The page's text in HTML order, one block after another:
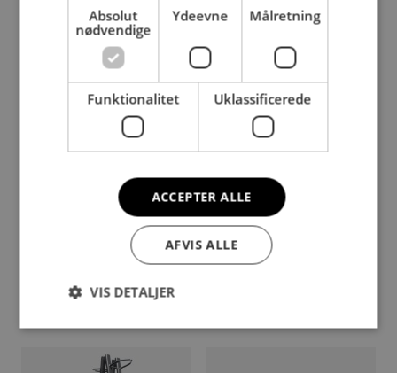
Der er endnu ikke nogle anmeldelser.
Vær den første til at anmelde “Strongman Bag – 80 kg.”
logged in for at afgive en anmeldelse.
Andre købte også
NÜOBELL® 232 – ADJUSTABLE
DKK9.800,00
Absolut
nødvendige
Ydeevne Målretning
Funktionalitet Uklassificerede
ACCEPTER ALLE
AFVIS ALLE
VIS DETALJER